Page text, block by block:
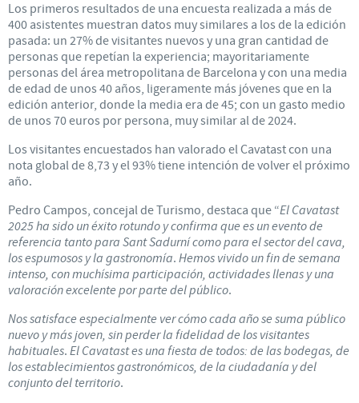
Los primeros resultados de una encuesta realizada a más de
400 asistentes muestran datos muy similares a los de la edición
pasada: un 27% de visitantes nuevos y una gran cantidad de
personas que repetían la experiencia; mayoritariamente
personas del área metropolitana de Barcelona y con una media
de edad de unos 40 años, ligeramente más jóvenes que en la
edición anterior, donde la media era de 45; con un gasto medio
de unos 70 euros por persona, muy similar al de 2024.
Los visitantes encuestados han valorado el Cavatast con una
nota global de 8,73 y el 93% tiene intención de volver el próximo
año.
Pedro Campos, concejal de Turismo, destaca que “El Cavatast
2025 ha sido un éxito rotundo y confirma que es un evento de
referencia tanto para Sant Sadurní como para el sector del cava,
los espumosos y la gastronomía. Hemos vivido un fin de semana
intenso, con muchísima participación, actividades llenas y una
valoración excelente por parte del público.
Nos satisface especialmente ver cómo cada año se suma público
nuevo y más joven, sin perder la fidelidad de los visitantes
habituales. El Cavatast es una fiesta de todos: de las bodegas, de
los establecimientos gastronómicos, de la ciudadanía y del
conjunto del territorio.